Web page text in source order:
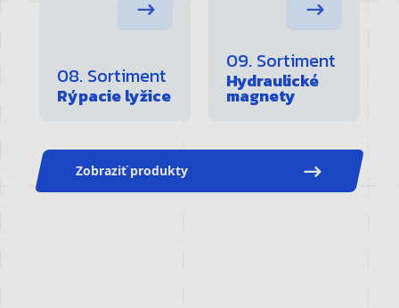
08. Sortiment
Rýpacie lyžice
09. Sortiment
Hydraulické
magnety
Zobraziť produkty